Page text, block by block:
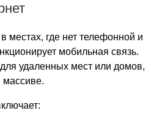
местах, где нет телефонной и
мобильная связь.
удаленных мест или домов,